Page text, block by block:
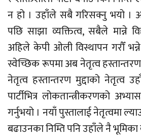
न हो । उहाँले सबै गरिसक्नु भयो ।
पछि साझा व्यक्तित्व, सबैले मान्ने
अहिले केपी ओली विस्थापन गरौँ
स्वेच्छिक रूपमा अब नेतृत्व
नेतृत्व हस्तान्तरण मुद्दाको नेतृत्व
पार्टीभित्र लोकतान्त्रीकरणको
गर्नुभयो । नयाँ पुस्तालाई नेतृत्वमा
बढाउनका निम्ति पनि उहाँले नै